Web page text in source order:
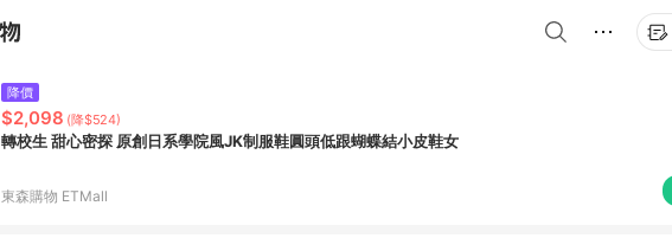
降價
$2,098 (降$524)
轉校生 甜心密探 原創日系學院風JK制服鞋圓頭低跟蝴蝶結小皮鞋女
東森購物 ETMall